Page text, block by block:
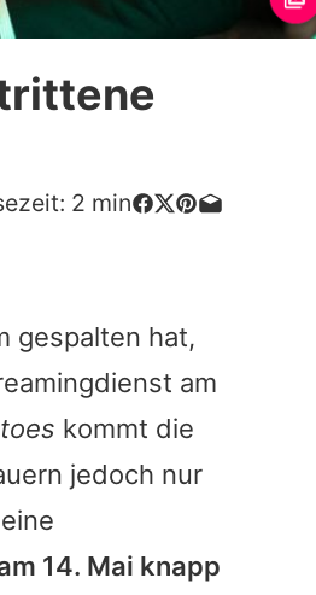
2 min
gespalten hat,
am
kommt die
jedoch nur
14. Mai knapp